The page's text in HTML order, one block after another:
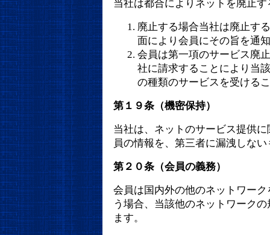
当社は都合によりネットを廃止
廃止する場合当社は廃止す
面により会員にその旨を通
会員は第一項のサービス廃
社に請求することにより当
の種類のサービスを受ける
第１９条（機密保持）
当社は、ネットのサービス提供
員の情報を、第三者に漏洩しな
第２０条（会員の義務）
会員は国内外の他のネットワー
う場合、当該他のネットワーク
ます。